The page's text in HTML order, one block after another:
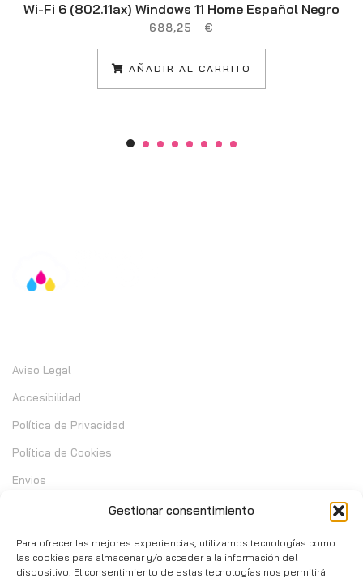
Gestionar consentimiento
Para ofrecer las mejores experiencias, utilizamos tecnologías como
las cookies para almacenar y/o acceder a la información del
dispositivo. El consentimiento de estas tecnologías nos permitirá
Wi-Fi 6 (802.11ax) Windows 11 Home Español Negro
688,25 €
AÑADIR AL CARRITO
Aviso Legal
Accesibilidad
Política de Privacidad
Política de Cookies
Envios